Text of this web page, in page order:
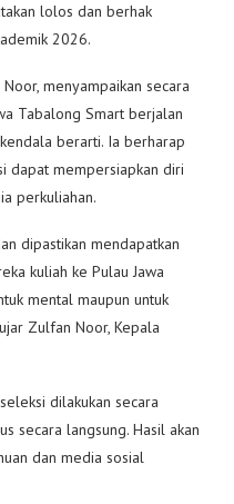
lolos dan berhak
2026.
menyampaikan secara
Tabalong Smart berjalan
berarti. Ia berharap
dapat mempersiapkan diri
perkuliahan.
dipastikan mendapatkan
kuliah ke Pulau Jawa
mental maupun untuk
Zulfan Noor, Kepala
dilakukan secara
secara langsung. Hasil akan
dan media sosial